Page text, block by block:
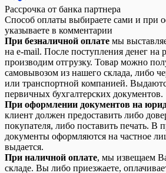
Рассрочка от банка партнера
Способ оплаты выбираете сами и при
указываете в комментарии
При безналичной оплате мы
на e-mail. После поступления денег на
производим отгрузку. Товар можно
самовывозом из нашего склада, либо
или транспортной компанией.
первичных бухгалтерских документов.
При оформлении документов на
клиент должен предоставить либо
покупателя, либо поставить печать. В
документы оформляются на частное
выдается.
При наличной оплате, мы извещаем
складе. Вы либо приезжаете,